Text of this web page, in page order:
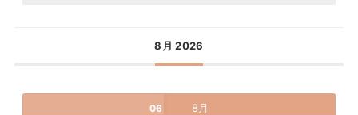
8月 2026
06 8月